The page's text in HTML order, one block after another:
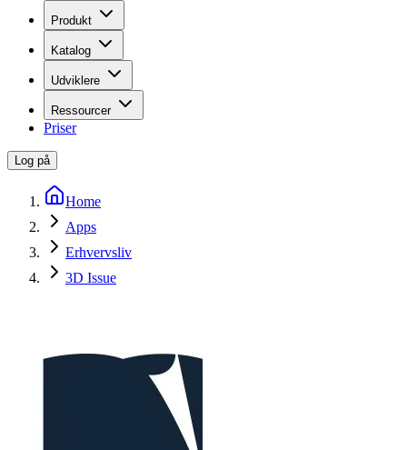
Produkt
Katalog
Udviklere
Ressourcer
Priser
Log på
Home
Apps
Erhvervsliv
3D Issue